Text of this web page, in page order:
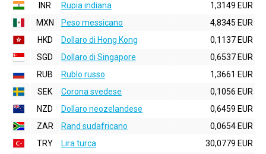
INR
Rupia indiana
1,3149 EUR
MXN
Peso messicano
4,8345 EUR
HKD
Dollaro di Hong Kong
0,1137 EUR
SGD
Dollaro di Singapore
0,6537 EUR
RUB
Rublo russo
1,3661 EUR
SEK
Corona svedese
0,1056 EUR
NZD
Dollaro neozelandese
0,6459 EUR
ZAR
Rand sudafricano
0,0654 EUR
TRY
Lira turca
30,0779 EUR